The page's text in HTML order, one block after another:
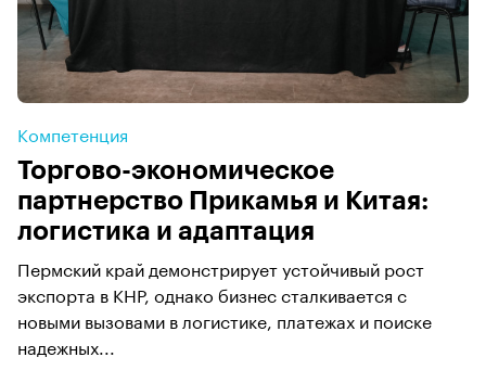
Компетенция
Торгово-экономическое
партнерство Прикамья и Китая:
логистика и адаптация
Пермский край демонстрирует устойчивый рост
экспорта в КНР, однако бизнес сталкивается с
новыми вызовами в логистике, платежах и поиске
надежных...